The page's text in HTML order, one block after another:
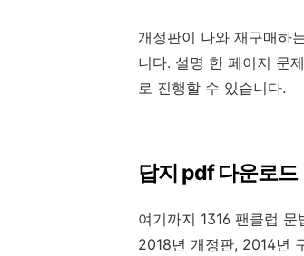
개정판이 나와 재구매하
니다. 설명 한 페이지 문
로 진행할 수 있습니다.
답지 pdf 다운로드
여기까지 1316 팬클럽
2018년 개정판, 2014년